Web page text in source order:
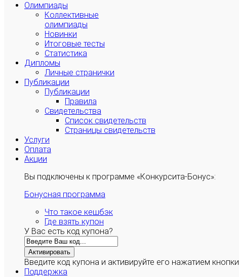
Олимпиады
Коллективные
олимпиады
Новинки
Итоговые тесты
Статистика
Дипломы
Личные странички
Публикации
Публикации
Правила
Свидетельства
Список свидетельств
Страницы свидетельств
Услуги
Оплата
Акции
Вы подключены к программе «Конкурсита-Бонус»:
Бонусная программа
Что такое кешбэк
Где взять купон
У Вас есть код купона?
Активировать
Введите код купона и активируйте его нажатием кнопки
Поддержка